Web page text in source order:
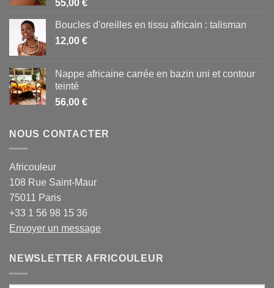
55,00 €
Boucles d'oreilles en tissu africain : talisman
12,00 €
Nappe africaine carrée en bazin uni et contour
teinté
56,00 €
NOUS CONTACTER
Africouleur
108 Rue Saint-Maur
75011 Paris
+33 1 56 98 15 36
Envoyer un message
NEWSLETTER AFRICOULEUR